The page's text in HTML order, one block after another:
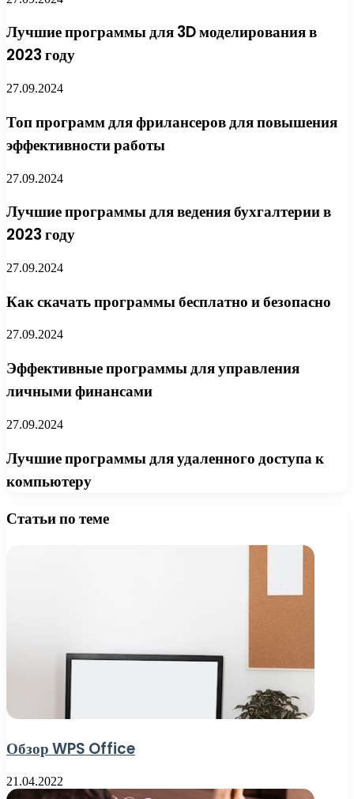
Лучшие программы для 3D моделирования в
2023 году
27.09.2024
Топ программ для фрилансеров для повышения
эффективности работы
27.09.2024
Лучшие программы для ведения бухгалтерии в
2023 году
27.09.2024
Как скачать программы бесплатно и безопасно
27.09.2024
Эффективные программы для управления
личными финансами
27.09.2024
Лучшие программы для удаленного доступа к
компьютеру
Статьи по теме
Обзор WPS Office
21.04.2022